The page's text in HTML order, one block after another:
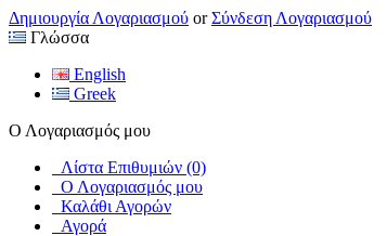
Δημιουργία Λογαριασμού orΣύνδεση Λογαριασμού
Γλώσσα
English
Greek
Ο Λογαριασμός μου
Λίστα Επιθυμιών (0)
Ο Λογαριασμός μου
Καλάθι Αγορών
Αγορά